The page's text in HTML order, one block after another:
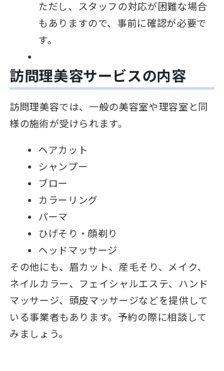
ただし、スタッフの対応が困難な場合
もありますので、事前に確認が必要で
す。
訪問理美容サービスの内容
訪問理美容では、一般の美容室や理容室と同
様の施術が受けられます。
ヘアカット
シャンプー
ブロー
カラーリング
パーマ
ひげそり・顔剃り
ヘッドマッサージ
その他にも、眉カット、産毛そり、メイク、
ネイルカラー、フェイシャルエステ、ハンド
マッサージ、頭皮マッサージなどを提供して
いる事業者もあります。予約の際に相談して
みましょう。